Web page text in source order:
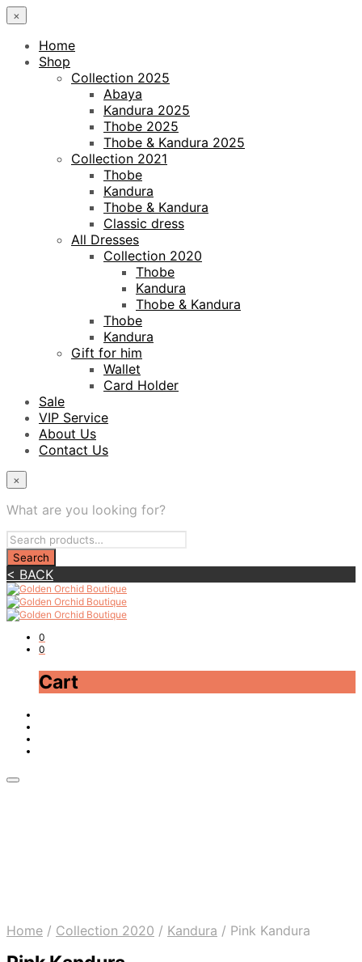
×
Home
Shop
Collection 2025
Abaya
Kandura 2025
Thobe 2025
Thobe & Kandura 2025
Collection 2021
Thobe
Kandura
Thobe & Kandura
Classic dress
All Dresses
Collection 2020
Thobe
Kandura
Thobe & Kandura
Thobe
Kandura
Gift for him
Wallet
Card Holder
Sale
VIP Service
About Us
Contact Us
×
What are you looking for?
< BACK
0
0
Cart
Home / Collection 2020 / Kandura / Pink Kandura